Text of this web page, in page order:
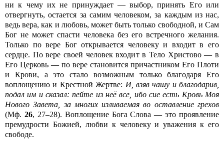
ни к чему их не принуждает — выбор, принять Его или
отвергнуть, остается за самим человеком, за каждым из нас,
ведь вера, как и любовь, может быть только свободной, и Сам
Бог не может спасти человека без его встречного желания.
Только по вере Бог открывается человеку и входит в его
сердце. По вере своей человек входит в Тело Христово — в
Его Церковь — по вере становится причастником Его Плоти
и Крови, а это стало возможным только благодаря Его
воплощению и Крестной Жертве: И, взяв чашу и благодарив,
подал им и сказал: пейте из неё все, ибо сие есть Кровь Моя
Нового Завета, за многих изливаемая во оставление грехов
(Мф. 26, 27–28). Воплощение Бога Слова — это проявление
премудрости Божией, любви к человеку и уважения к его
свободе.